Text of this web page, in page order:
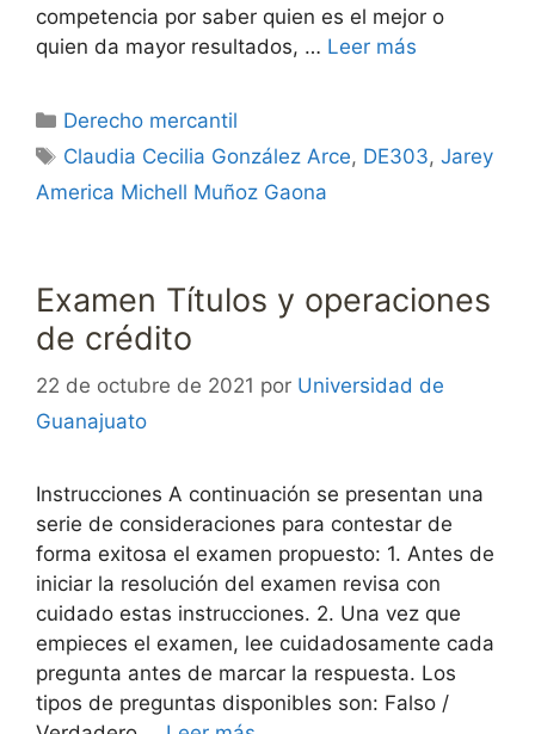
competencia por saber quien es el mejor o
quien da mayor resultados, … Leer más
Categorías
Derecho mercantil
Etiquetas
Claudia Cecilia González Arce, DE303,Jarey
America Michell Muñoz Gaona
Examen Títulos y operaciones
de crédito
22 de octubre de 2021 por Universidad de
Guanajuato
Instrucciones A continuación se presentan una
serie de consideraciones para contestar de
forma exitosa el examen propuesto: 1. Antes de
iniciar la resolución del examen revisa con
cuidado estas instrucciones. 2. Una vez que
empieces el examen, lee cuidadosamente cada
pregunta antes de marcar la respuesta. Los
tipos de preguntas disponibles son: Falso /